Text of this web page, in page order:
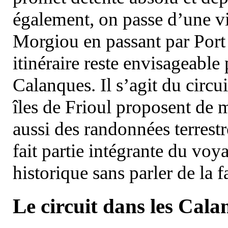
également, on passe d’une
Morgiou en passant par
itinéraire reste
Calanques. Il s’agit du
îles de Frioul proposent de
aussi des randonnées
fait partie intégrante du
historique sans parler de la
Le circuit dans les